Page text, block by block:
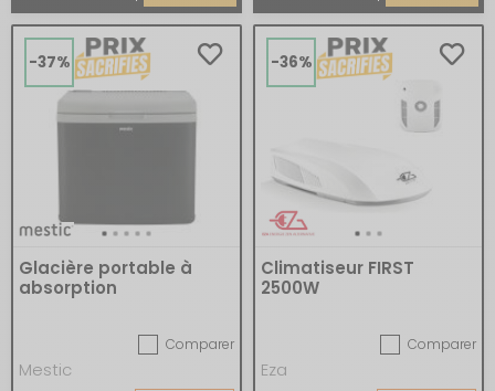
-37%
Glacière portable à
absorption
Comparer
Mestic
-36%
Climatiseur FIRST
2500W
Comparer
Eza